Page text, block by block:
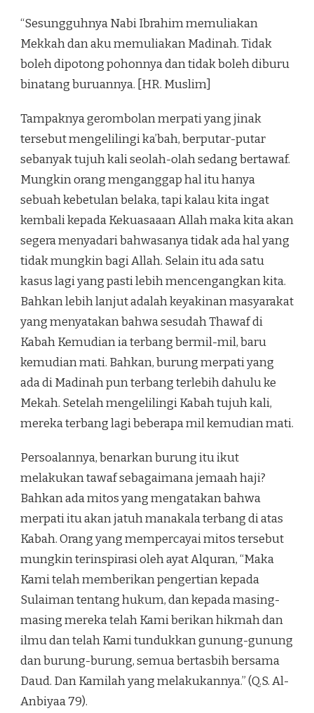
“Sesungguhnya Nabi Ibrahim memuliakan
Mekkah dan aku memuliakan Madinah. Tidak
boleh dipotong pohonnya dan tidak boleh diburu
binatang buruannya. [HR. Muslim]
Tampaknya gerombolan merpati yang jinak
tersebut mengelilingi ka’bah, berputar-putar
sebanyak tujuh kali seolah-olah sedang bertawaf.
Mungkin orang menganggap hal itu hanya
sebuah kebetulan belaka, tapi kalau kita ingat
kembali kepada Kekuasaaan Allah maka kita akan
segera menyadari bahwasanya tidak ada hal yang
tidak mungkin bagi Allah. Selain itu ada satu
kasus lagi yang pasti lebih mencengangkan kita.
Bahkan lebih lanjut adalah keyakinan masyarakat
yang menyatakan bahwa sesudah Thawaf di
Kabah Kemudian ia terbang bermil-mil, baru
kemudian mati. Bahkan, burung merpati yang
ada di Madinah pun terbang terlebih dahulu ke
Mekah. Setelah mengelilingi Kabah tujuh kali,
mereka terbang lagi beberapa mil kemudian mati.
Persoalannya, benarkan burung itu ikut
melakukan tawaf sebagaimana jemaah haji?
Bahkan ada mitos yang mengatakan bahwa
merpati itu akan jatuh manakala terbang di atas
Kabah. Orang yang mempercayai mitos tersebut
mungkin terinspirasi oleh ayat Alquran, “Maka
Kami telah memberikan pengertian kepada
Sulaiman tentang hukum, dan kepada masing-
masing mereka telah Kami berikan hikmah dan
ilmu dan telah Kami tundukkan gunung-gunung
dan burung-burung, semua bertasbih bersama
Daud. Dan Kamilah yang melakukannya.” (Q.S. Al-
Anbiyaa 79).